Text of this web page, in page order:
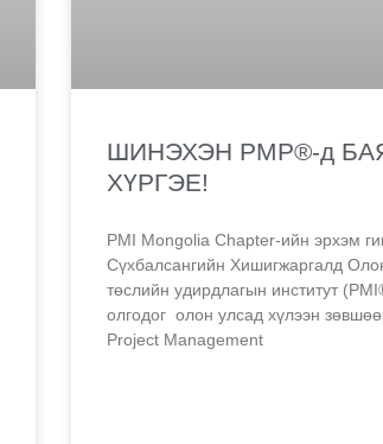
ШИНЭХЭН PMP®-д
ХҮРГЭЕ!
PMI Mongolia Chapter-ийн эрхэм
Сүхбалсангийн Хишигжаргалд
төслийн удирдлагын институт
олгодог олон улсад хүлээн
Project Management